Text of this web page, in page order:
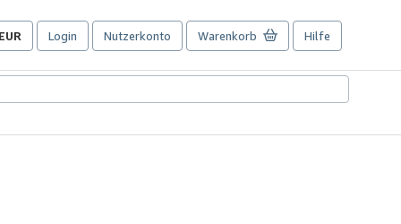
EUR
Login Nutzerkonto Warenkorb Hilfe